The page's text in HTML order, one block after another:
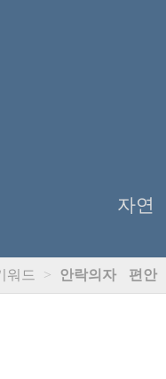
자연
워드 > 안락의자 편안